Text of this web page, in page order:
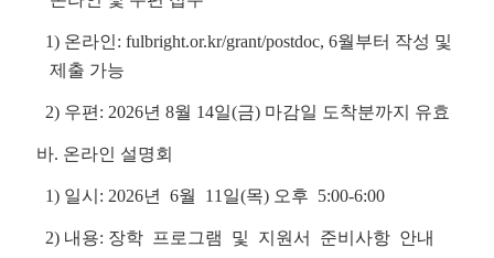
1) 온라인: fulbright.or.kr/grant/postdoc, 6월부터 작성 및
제출 가능
2) 우편: 2026년 8월 14일(금) 마감일 도착분까지 유효
바. 온라인 설명회
1) 일시: 2026년 6월 11일(목) 오후 5:00-6:00
2) 내용: 장학 프로그램 및 지원서 준비사항 안내